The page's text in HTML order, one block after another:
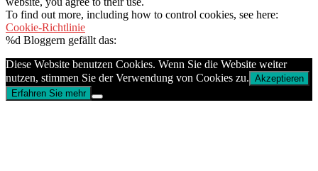
To find out more, including how to control cookies, see here:
Cookie-Richtlinie
%d Bloggern gefällt das:
Diese Website benutzen Cookies. Wenn Sie die Website weiter
nutzen, stimmen Sie der Verwendung von Cookies zu. Akzeptieren
Erfahren Sie mehr